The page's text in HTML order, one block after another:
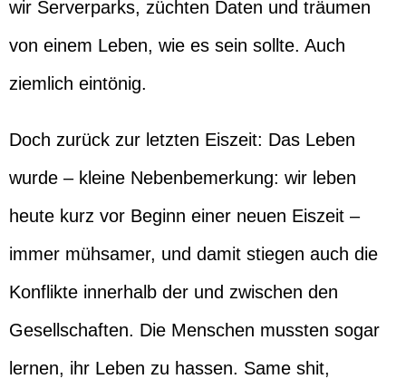
wir Serverparks, züchten Daten und träumen
von einem Leben, wie es sein sollte. Auch
ziemlich eintönig.
Doch zurück zur letzten Eiszeit: Das Leben
wurde – kleine Nebenbemerkung: wir leben
heute kurz vor Beginn einer neuen Eiszeit –
immer mühsamer, und damit stiegen auch die
Konflikte innerhalb der und zwischen den
Gesellschaften. Die Menschen mussten sogar
lernen, ihr Leben zu hassen. Same shit,